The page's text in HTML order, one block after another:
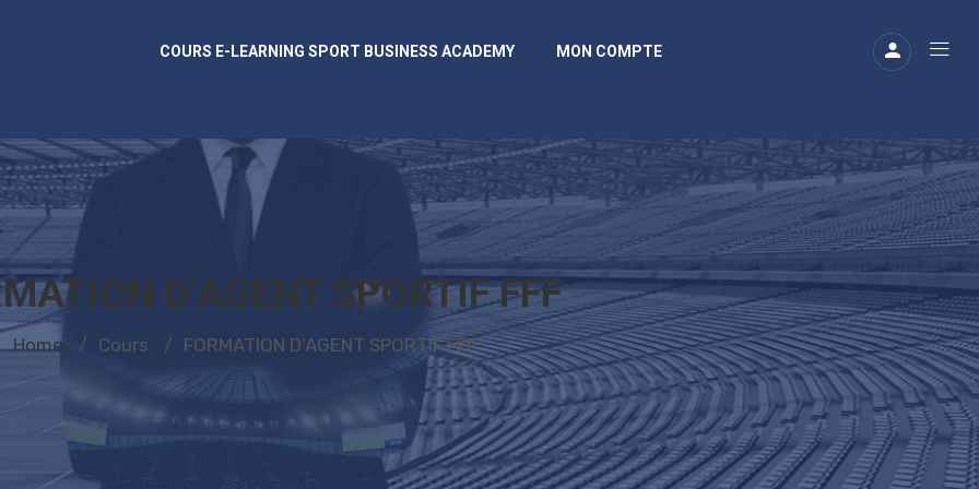
COURS E-LEARNING SPORT BUSINESS ACADEMY MON COMPTE
D’AGENT SPORTIF FFF
Home / Cours / FORMATION D’AGENT SPORTIF FFF